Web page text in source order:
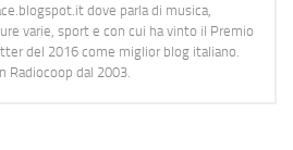
dove parla di musica,
varie, sport e con cui ha vinto il Premio
del 2016 come miglior blog italiano.
Radiocoop dal 2003.